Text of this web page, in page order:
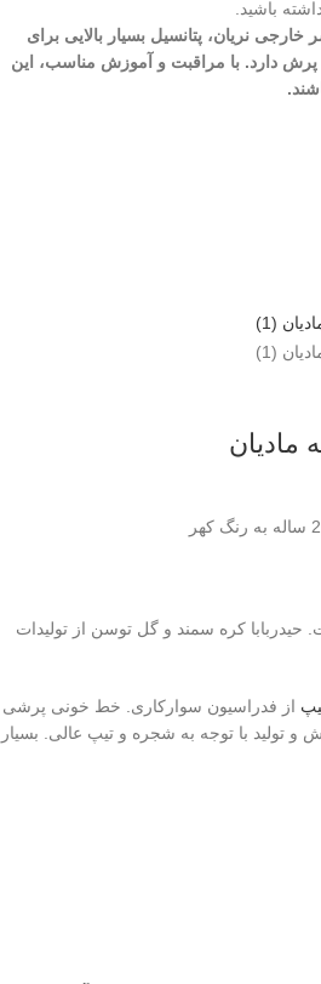
باشید.
نریان، پتانسیل بسیار بالایی برای
دارد. با مراقبت و آموزش مناسب، این
مادیان
حیدربابا کره سمند و گل توسن از تولیدات
از فدراسیون سوارکاری. خط خونی پرشی
تولید با توجه به شجره و تیپ عالی. بسیار